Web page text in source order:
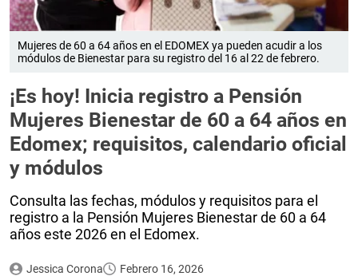
Mujeres de 60 a 64 años en el EDOMEX ya pueden acudir a los
módulos de Bienestar para su registro del 16 al 22 de febrero.
¡Es hoy! Inicia registro a Pensión
Mujeres Bienestar de 60 a 64 años en
Edomex; requisitos, calendario oficial
y módulos
Consulta las fechas, módulos y requisitos para el
registro a la Pensión Mujeres Bienestar de 60 a 64
años este 2026 en el Edomex.
Jessica Corona Febrero 16, 2026